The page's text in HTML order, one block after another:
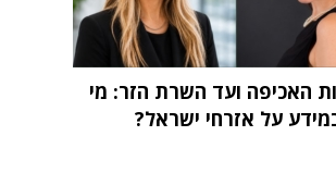
האכיפה ועד השרת הזר: מי
על אזרחי ישראל?